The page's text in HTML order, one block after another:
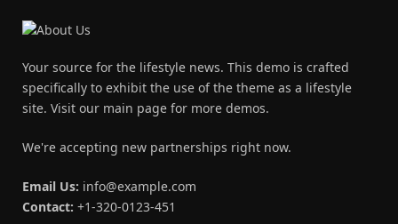
Your source for the lifestyle news. This demo is crafted
specifically to exhibit the use of the theme as a lifestyle
site. Visit our main page for more demos.
We're accepting new partnerships right now.
Email Us: info@example.com
Contact: +1-320-0123-451